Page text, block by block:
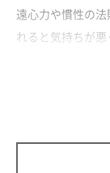
遠心力や慣性の
れると気持ちが